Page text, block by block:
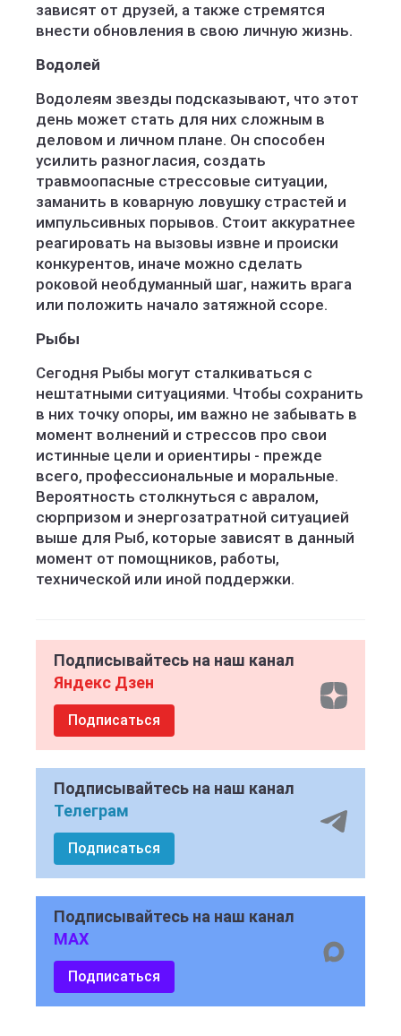
зависят от друзей, а также стремятся
внести обновления в свою личную жизнь.
Водолей
Водолеям звезды подсказывают, что этот
день может стать для них сложным в
деловом и личном плане. Он способен
усилить разногласия, создать
травмоопасные стрессовые ситуации,
заманить в коварную ловушку страстей и
импульсивных порывов. Стоит аккуратнее
реагировать на вызовы извне и происки
конкурентов, иначе можно сделать
роковой необдуманный шаг, нажить врага
или положить начало затяжной ссоре.
Рыбы
Сегодня Рыбы могут сталкиваться с
нештатными ситуациями. Чтобы сохранить
в них точку опоры, им важно не забывать в
момент волнений и стрессов про свои
истинные цели и ориентиры - прежде
всего, профессиональные и моральные.
Вероятность столкнуться с авралом,
сюрпризом и энергозатратной ситуацией
выше для Рыб, которые зависят в данный
момент от помощников, работы,
технической или иной поддержки.
Подписывайтесь на наш канал
Яндекс Дзен
Подписаться
Подписывайтесь на наш канал
Телеграм
Подписаться
Подписывайтесь на наш канал
MAX
Подписаться